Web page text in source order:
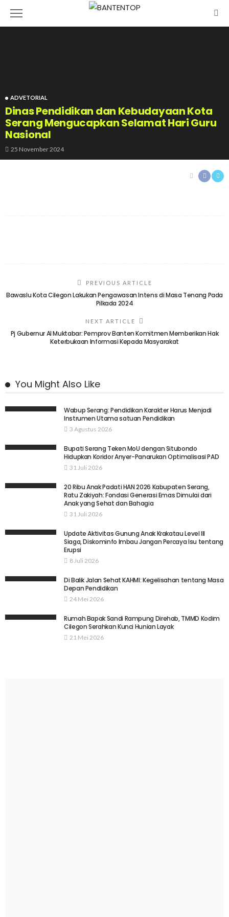
ADVETORIAL
Dinas Pendidikan dan Kebudayaan Kota
Serang Mengucapkan Selamat Hari Guru
Nasional
25 November 2024
PREVIOUS ARTICLE
Bawaslu Kota Cilegon Lakukan Pengawasan Intens di Masa Tenang Pada
Pilkada 2024
NEXT ARTICLE
Pj Gubernur Al Muktabar: Pemprov Banten Komitmen Memberikan Hak
Keterbukaan Informasi Kepada Masyarakat
You Might Also Like
Wabup Serang: Pendidikan Karakter Harus Menjadi
Instrumen Utama satuan Pendidikan
3 Agustus 2026
Bupati Serang Teken MoU dengan Situbondo
Hidupkan Koridor Anyer-Panarukan Optimalisasi PAD
31 Juli 2026
20 Ribu Anak Padati HAN 2026 Kabupaten Serang,
Ratu Zakiyah: Fondasi Generasi Emas Dimulai dari
Anak yang Sehat dan Bahagia
31 Juli 2026
Update Aktivitas Gunung Anak Krakatau Level III
Siaga, Diskominfo Imbau Jangan Percaya Isu tentang
Erupsi
8 Juli 2026
Di Balik Jalan Sehat KAHMI: Kegelisahan tentang Masa
Depan Pendidikan
24 Mei 2026
Rumah Bapak Sandi Rampung Direhab, TMMD Kodim
Cilegon Serahkan Kunci Hunian Layak
21 Mei 2026